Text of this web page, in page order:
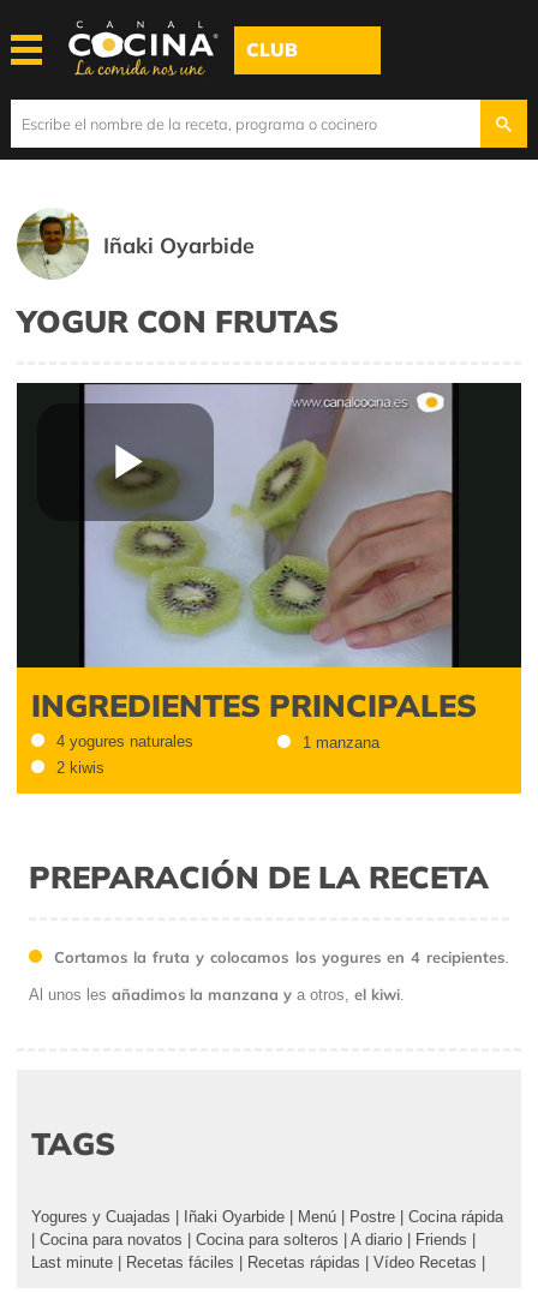
CLUB
Iñaki Oyarbide
YOGUR CON FRUTAS
Play
Video
INGREDIENTES PRINCIPALES
4 yogures naturales
2 kiwis
1 manzana
PREPARACIÓN DE LA RECETA
Cortamos la fruta y colocamos los yogures en 4 recipientes.
Al unos les añadimos la manzana y a otros, el kiwi.
TAGS
Yogures y Cuajadas Iñaki Oyarbide Menú Postre
Cocina rápida
Cocina para novatos Cocina para solteros A diario Friends
Last minute
Recetas fáciles Recetas rápidas Vídeo Recetas